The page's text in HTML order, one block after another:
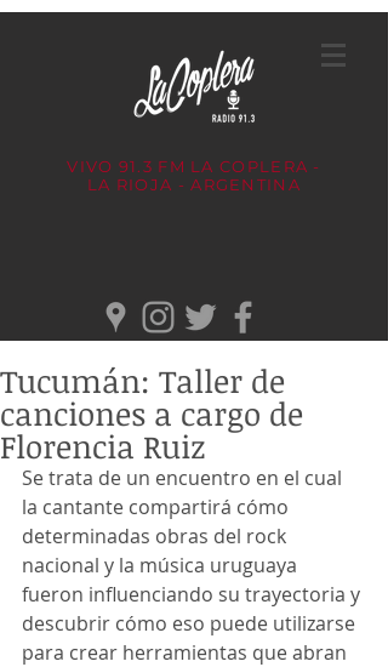
VIVO 91.3 FM LA COPLERA -
LA RIOJA - ARGENTINA
Tucumán: Taller de
canciones a cargo de
Florencia Ruiz
Se trata de un encuentro en el cual
la cantante compartirá cómo
determinadas obras del rock
nacional y la música uruguaya
fueron influenciando su trayectoria y
descubrir cómo eso puede utilizarse
para crear herramientas que abran